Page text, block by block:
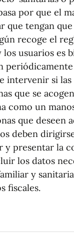
por que el
que tengan
recoge el
usuarios es
intervenir si
que se
como un
que deseen
deben
y presentar la
los datos
y
fiscales.